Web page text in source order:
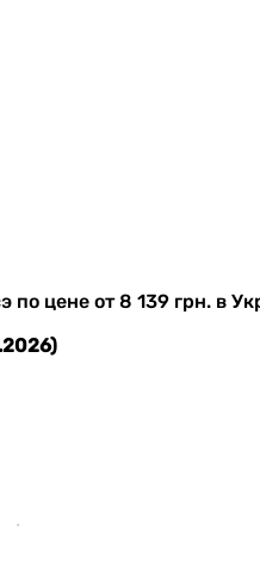
цене от 8 139 грн. в
Imprese интернет-